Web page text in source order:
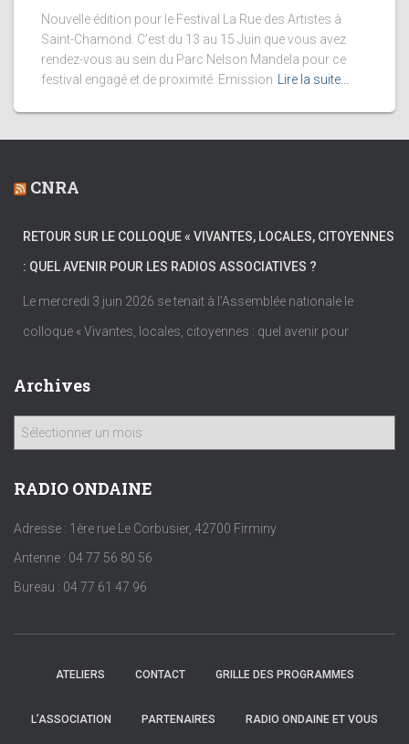
Nouvelle édition pour le Festival La Rue des Artistes à
Saint-Chamond. C’est du 13 au 15 Juin que vous avez
rendez-vous au sein du Parc Nelson Mandela pour ce
festival engagé et de proximité. Emission
Lire la suite…
CNRA
RETOUR SUR LE COLLOQUE « VIVANTES, LOCALES, CITOYENNES
: QUEL AVENIR POUR LES RADIOS ASSOCIATIVES ?
Le mercredi 3 juin 2026 se tenait à l’Assemblée nationale le
colloque « Vivantes, locales, citoyennes : quel avenir pour
Archives
h
v
s
RADIO ONDAINE
Adresse : 1ère rue Le Corbusier, 42700 Firminy
Antenne : 04 77 56 80 56
Bureau : 04 77 61 47 96
ATELIERS CONTACT GRILLE DES PROGRAMMES
L’ASSOCIATION PARTENAIRES RADIO ONDAINE ET VOUS